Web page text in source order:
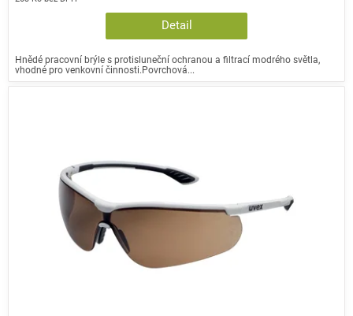
Detail
Hnědé pracovní brýle s protisluneční ochranou a filtrací modrého světla,
vhodné pro venkovní činnosti.Povrchová...